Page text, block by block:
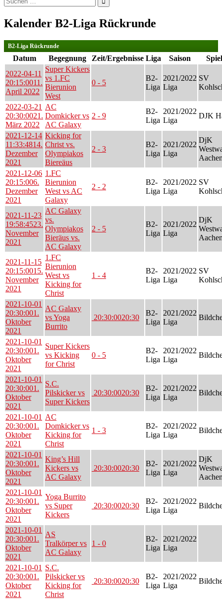
nach:
Kalender B2-Liga Rückrunde
B2-Liga Rückrunde
Datum Begegnung Zeit/Ergebnisse Liga Saison
2022-04-11
20:15:0011.
April 2022
Super Kickers
vs 1.FC
Bierunion
West
0 - 5
B2-
Liga
2021/2022
Liga
SV
2022-03-21
20:30:0021.
März 2022
AC
Domkicker vs
AC Galaxy
2 - 9
B2-
Liga
2021/2022
Liga
DJK
2021-12-14
11:33:4814.
Dezember
2021
Kicking for
Christ vs.
Olympiakos
Biereäus
2 - 3
B2-
Liga
2021/2022
Liga
DjK
2021-12-06
20:15:006.
Dezember
2021
1.FC
Bierunion
West vs AC
Galaxy
2 - 2
B2-
Liga
2021/2022
Liga
SV
2021-11-23
19:58:4523.
November
2021
AC Galaxy
vs.
Olympiakos
Bieräus vs.
AC Galaxy
2 - 5
B2-
Liga
2021/2022
Liga
DjK
2021-11-15
20:15:0015.
November
2021
1.FC
Bierunion
West vs
Kicking for
Christ
1 - 4
B2-
Liga
2021/2022
Liga
SV
2021-10-01
20:30:001.
Oktober
2021
AC Galaxy
vs Yoga
Burrito
20:30:0020:30
B2-
Liga
2021/2022
Liga
2021-10-01
20:30:001.
Oktober
2021
Super Kickers
vs Kicking
for Christ
0 - 5
B2-
Liga
2021/2022
Liga
2021-10-01
20:30:001.
Oktober
2021
S.C.
Pilskicker vs
Super Kickers
20:30:0020:30
B2-
Liga
2021/2022
Liga
2021-10-01
20:30:001.
Oktober
2021
AC
Domkicker vs
Kicking for
Christ
1 - 3
B2-
Liga
2021/2022
Liga
2021-10-01
20:30:001.
Oktober
2021
King’s Hill
Kickers vs
AC Galaxy
20:30:0020:30
B2-
Liga
2021/2022
Liga
DjK
2021-10-01
20:30:001.
Oktober
2021
Yoga Burrito
vs Super
Kickers
20:30:0020:30
B2-
Liga
2021/2022
Liga
2021-10-01
20:30:001.
Oktober
2021
AS
Tralkörper vs
AC Galaxy
1 - 0
B2-
Liga
2021/2022
Liga
2021-10-01
20:30:001.
Oktober
2021
S.C.
Pilskicker vs
Kicking for
Christ
20:30:0020:30
B2-
Liga
2021/2022
Liga